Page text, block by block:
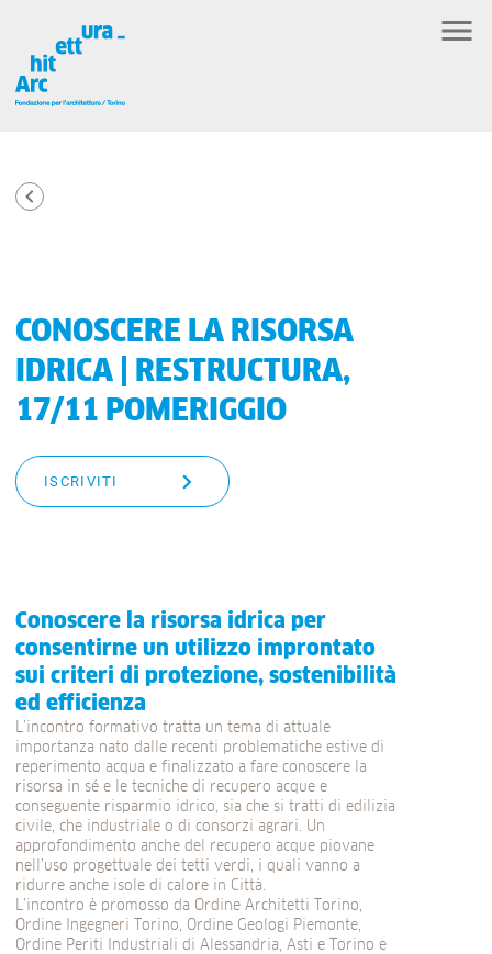
CONOSCERE LA RISORSA
IDRICA | RESTRUCTURA,
17/11 POMERIGGIO
ISCRIVITI
Conoscere la risorsa idrica per
consentirne un utilizzo improntato
sui criteri di protezione, sostenibilità
ed efficienza
L’incontro formativo tratta un tema di attuale
importanza nato dalle recenti problematiche estive di
reperimento acqua e finalizzato a fare conoscere la
risorsa in sé e le tecniche di recupero acque e
conseguente risparmio idrico, sia che si tratti di edilizia
civile, che industriale o di consorzi agrari. Un
approfondimento anche del recupero acque piovane
nell’uso progettuale dei tetti verdi, i quali vanno a
ridurre anche isole di calore in Città.
L’incontro è promosso da Ordine Architetti Torino,
Ordine Ingegneri Torino, Ordine Geologi Piemonte,
Ordine Periti Industriali di Alessandria, Asti e Torino e